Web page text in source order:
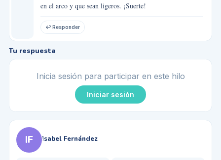
en el arco y que sean ligeros. ¡Suerte!
↩ Responder
Tu respuesta
Inicia sesión para participar en este hilo
Iniciar sesión
IF Isabel Fernández